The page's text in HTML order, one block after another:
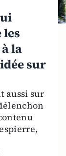
la
sur
aussi sur